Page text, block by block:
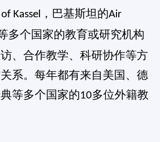
Kassel ，巴基斯坦的Air
多个国家的教育或研究机构
、合作教学、科研协作等方
系。每年都有来自美国、德
等多个国家的10多位外籍教